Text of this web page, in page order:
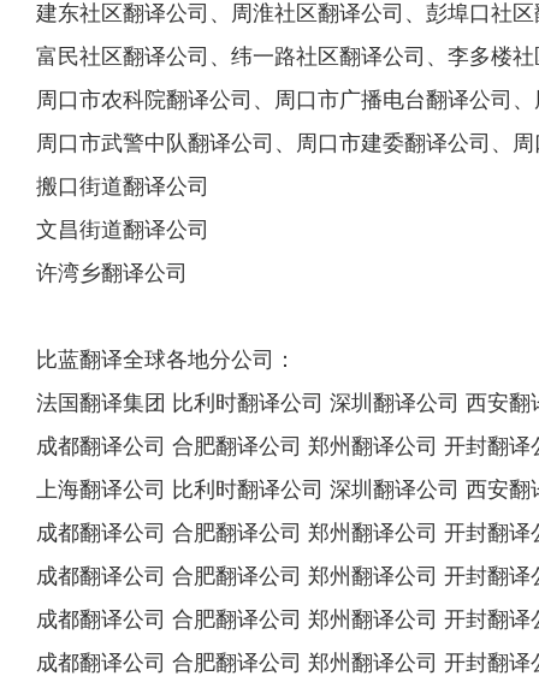
建东社区翻译公司、周淮社区翻译公司、彭埠口社
富民社区翻译公司、纬一路社区翻译公司、李多楼
周口市农科院翻译公司、周口市广播电台翻译公司
周口市武警中队翻译公司、周口市建委翻译公司、
搬口街道翻译公司
文昌街道翻译公司
许湾乡翻译公司
比蓝翻译全球各地分公司：
法国翻译集团 比利时翻译公司 深圳翻译公司 西安翻
成都翻译公司 合肥翻译公司 郑州翻译公司 开封翻译
上海翻译公司 比利时翻译公司 深圳翻译公司 西安翻
成都翻译公司 合肥翻译公司 郑州翻译公司 开封翻译
成都翻译公司 合肥翻译公司 郑州翻译公司 开封翻译
成都翻译公司 合肥翻译公司 郑州翻译公司 开封翻译
成都翻译公司 合肥翻译公司 郑州翻译公司 开封翻译